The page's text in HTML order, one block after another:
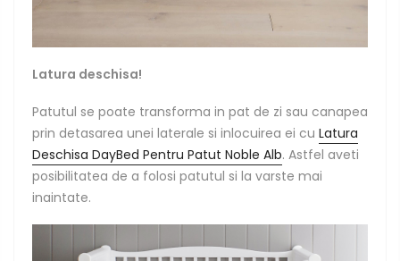
Latura deschisa!
Patutul se poate transforma in pat de zi sau canapea
prin detasarea unei laterale si inlocuirea ei cu Latura
Deschisa DayBed Pentru Patut Noble Alb. Astfel aveti
posibilitatea de a folosi patutul si la varste mai
inaintate.